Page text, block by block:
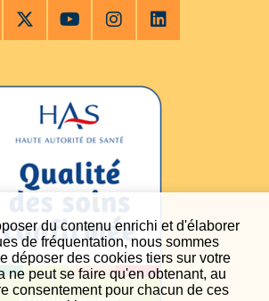
du contenu enrichi et d'élaborer
de fréquentation, nous sommes
déposer des cookies tiers sur votre
ne peut se faire qu'en obtenant, au
consentement pour chacun de ces